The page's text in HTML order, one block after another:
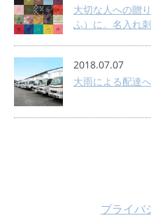
大切な人への贈
ふ）に。名入れ
2018.07.07
大雨による配達
プライバ